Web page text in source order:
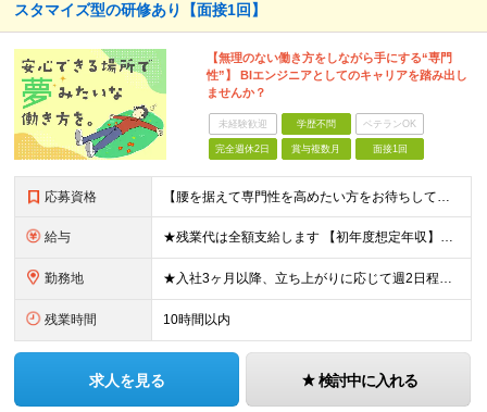
スタマイズ型の研修あり【面接1回】
【無理のない働き方をしながら手にする“専門
性”】 BIエンジニアとしてのキャリアを踏み出し
ませんか？
未経験歓迎 学歴不問 ベテランOK
完全週休2日 賞与複数月 面接1回
応募資格 【腰を据えて専門性を高めたい方をお待ちしています】 ●SQLを用いた開発、または運用保守の実務経験をお持ちの方 ※学歴不問 ★以下の経験をお持ちの方は歓迎いたします！ ・Java、.NET、Pyth
給与 ★残業代は全額支給します 【初年度想定年収】357万円 ～ 512万5000円 ＜経験浅めの場合＞ 月給25万5000円 ～ 37.5万円 ＜3年相当の経験をお持ちの場合＞ 月給30万円 ～ 37
勤務地 ★入社3ヶ月以降、立ち上がりに応じて週2日程度の在宅勤務が可能です！ ★転勤はありません 大阪府内のプロジェクト先、またはリモートワークでの勤務となります 【本社】 大阪府大阪市淀川区西中島3丁目
残業時間 10時間以内
求人を見る 検討中に入れる